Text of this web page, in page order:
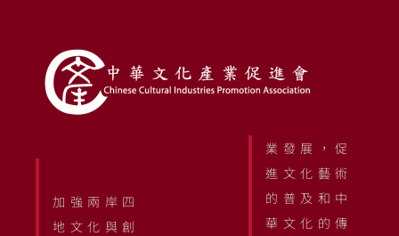
加強兩岸四
地文化與創
業發展，促
進文化藝術
的普及和中
華文化的傳